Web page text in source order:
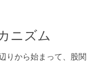
ニズム
りから始まって、股関